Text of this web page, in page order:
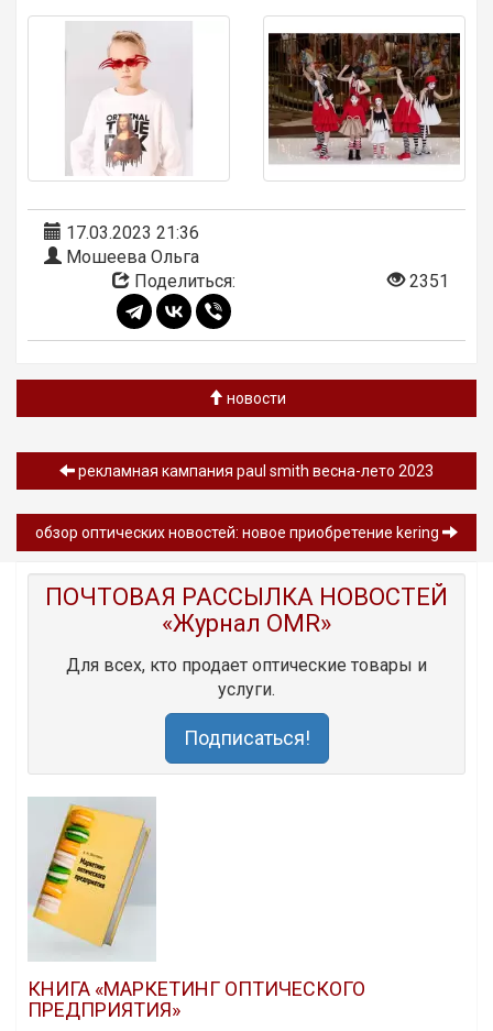
17.03.2023 21:36
Мошеева Ольга
Поделиться:
2351
новости
рекламная кампания paul smith весна-лето 2023
обзор оптических новостей: новое приобретение kering
ПОЧТОВАЯ РАССЫЛКА НОВОСТЕЙ
«Журнал OMR»
Для всех, кто продает оптические товары и
услуги.
Подписаться!
КНИГА «МАРКЕТИНГ ОПТИЧЕСКОГО
ПРЕДПРИЯТИЯ»